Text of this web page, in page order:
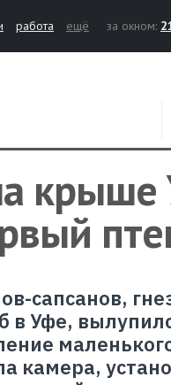
работа ещё за окном:
крыше
сапсанов,
в Уфе,
камера,